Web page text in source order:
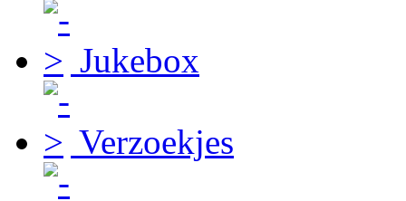
Jukebox
Verzoekjes